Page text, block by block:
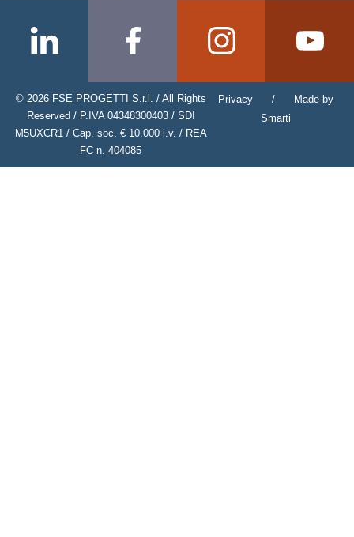
© 2026 FSE PROGETTI S.r.l. / All Rights
Reserved / P.IVA 04348300403 / SDI
M5UXCR1 / Cap. soc. € 10.000 i.v. / REA
FC n. 404085
Privacy /
Made by
Smarti